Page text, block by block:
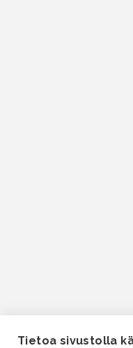
Tietoa sivustolla